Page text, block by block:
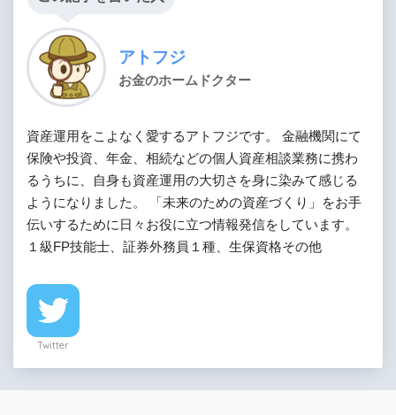
アトフジ
お金のホームドクター
資産運用をこよなく愛するアトフジです。 金融機関にて
保険や投資、年金、相続などの個人資産相談業務に携わ
るうちに、自身も資産運用の大切さを身に染みて感じる
ようになりました。 「未来のための資産づくり」をお手
伝いするために日々お役に立つ情報発信をしています。
１級FP技能士、証券外務員１種、生保資格その他
Twitter